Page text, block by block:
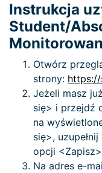
Instrukcja
Student/
Otwórz
strony:
Jeżeli masz
się> i przejdź
na
się>,
opcji
Na adres e-